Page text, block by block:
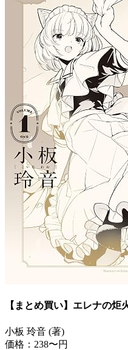
【まとめ買い】エレナの炬
小板 玲音 (著)
価格：238〜円